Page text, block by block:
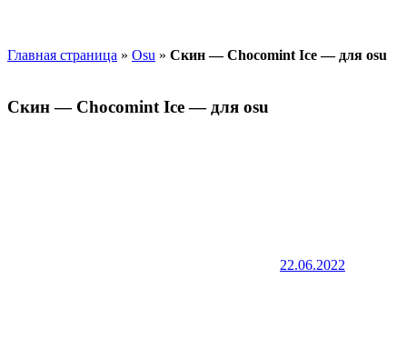
Главная страница » Osu » Скин — Chocomint Ice — для osu
Скин — Chocomint Ice — для osu
22.06.2022